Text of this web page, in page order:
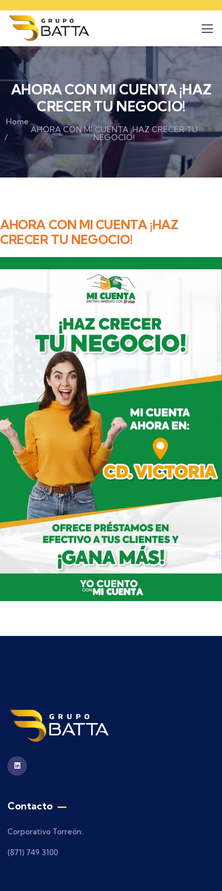
AHORA CON MI CUENTA ¡HAZ
CRECER TU NEGOCIO!
Home
AHORA CON MI CUENTA ¡HAZ CRECER TU
NEGOCIO!
AHORA CON MI CUENTA ¡HAZ
CRECER TU NEGOCIO!
Contacto
Corporativo Torreón:
(871) 749 3100